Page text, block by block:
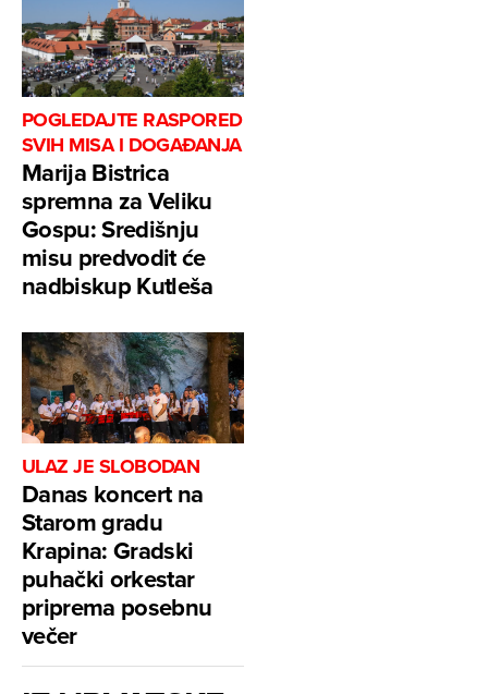
POGLEDAJTE RASPORED
SVIH MISA I DOGAĐANJA
Marija Bistrica
spremna za Veliku
Gospu: Središnju
misu predvodit će
nadbiskup Kutleša
ULAZ JE SLOBODAN
Danas koncert na
Starom gradu
Krapina: Gradski
puhački orkestar
priprema posebnu
večer